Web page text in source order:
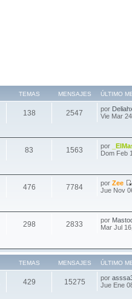
TEMAS MENSAJES ÚLTIMO
138 2547 por
Vie Mar
83 1563 por
Dom Feb
476 7784 porZee
Jue Nov
298 2833 por
Mar Jul
TEMAS MENSAJES ÚLTIMO
429 15275 por
Jue Ene